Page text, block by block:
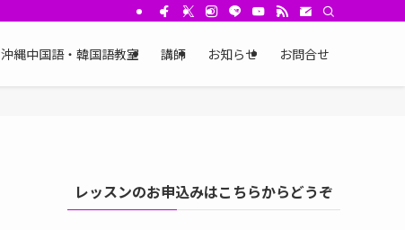
沖縄中国語・韓国語教室 講師 お知らせ お問合せ
レッスンのお申込みはこちらからどうぞ